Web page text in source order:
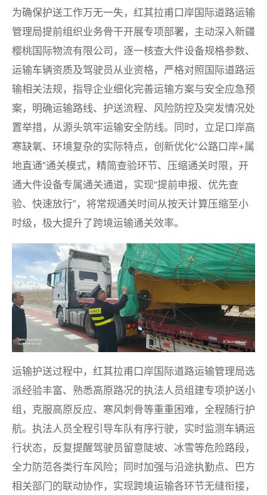
为确保护送工作万无一失，红其拉甫口岸国际道路运输
管理局提前组织业务骨干开展专项部署，主动深入新疆
樱桃国际物流有限公司，逐一核查大件设备规格参数、
运输车辆资质及驾驶员从业资格，严格对照国际道路运
输相关法规，指导企业细化完善运输方案与安全应急预
案，明确运输路线、护送流程、风险防控及突发情况处
置举措，从源头筑牢运输安全防线。同时，立足口岸高
寒缺氧、环境复杂的实际特点，创新优化“公路口岸+属
地直通”通关模式，精简查验环节、压缩通关时限，开
通大件设备专属通关通道，实现“提前申报、优先查
验、快速放行”，将常规通关时间从按天计算压缩至小
时级，极大提升了跨境运输通关效率。
运输护送过程中，红其拉甫口岸国际道路运输管理局选
派经验丰富、熟悉高原路况的执法人员组建专项护送小
组，克服高原反应、寒风刺骨等重重困难，全程随行护
航。执法人员全程引导车队有序行驶，实时监测车辆运
行状态，反复提醒驾驶员留意陡坡、冰雪等危险路段，
全力防范各类行车风险；同时加强与沿途执勤点、巴方
相关部门的联动协作，实现跨境运输各环节无缝衔接，